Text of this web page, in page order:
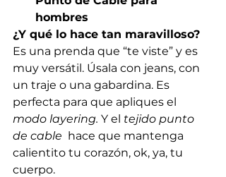
hombres
¿Y qué lo hace tan maravilloso?
Es una prenda que “te viste” y es
muy versátil. Úsala con jeans, con
un traje o una gabardina. Es
perfecta para que apliques el
modo layering. Y el tejido punto
de cable
  hace que mantenga
calientito tu corazón, ok, ya, tu
cuerpo.